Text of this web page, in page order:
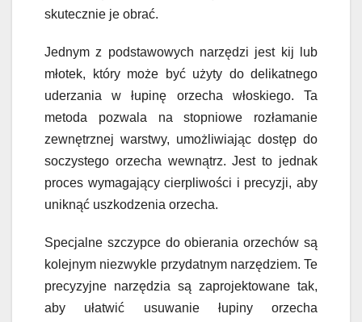
skutecznie je obrać.
Jednym z podstawowych narzędzi jest kij lub
młotek, który może być użyty do delikatnego
uderzania w łupinę orzecha włoskiego. Ta
metoda pozwala na stopniowe rozłamanie
zewnętrznej warstwy, umożliwiając dostęp do
soczystego orzecha wewnątrz. Jest to jednak
proces wymagający cierpliwości i precyzji, aby
uniknąć uszkodzenia orzecha.
Specjalne szczypce do obierania orzechów są
kolejnym niezwykle przydatnym narzędziem. Te
precyzyjne narzędzia są zaprojektowane tak,
aby ułatwić usuwanie łupiny orzecha